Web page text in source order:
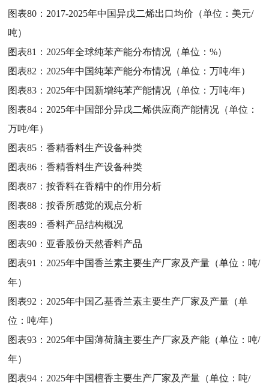
图表80： 2017-2025年中国异戊二烯出口均价（单位：美元/
吨）
图表81： 2025年全球纯苯产能分布情况（单位：%）
图表82： 2025年中国纯苯产能分布情况（单位：万吨/年）
图表83： 2025年中国新增纯苯产能情况（单位：万吨/年）
图表84： 2025年中国部分异戊二烯供应商产能情况（单位：
万吨/年）
图表85：香精香料生产设备种类
图表86：香精香料生产设备种类
图表87：按香料在香精中的作用分析
图表88：按香所感觉的观点分析
图表89：香料产品结构概况
图表90： 亚香股份天然香料产品
图表91： 2025年中国香兰素主要生产厂家及产量（单位：吨/
年）
图表92： 2025年中国乙基香兰素主要生产厂家及产量（单
位：吨/年）
图表93： 2025年中国薄荷脑主要生产厂家及产能（单位：吨/
年）
图表94： 2025年中国檀香主要生产厂家及产量（单位：吨/